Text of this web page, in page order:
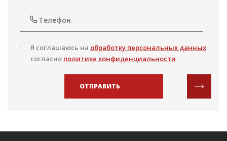
Я соглашаюсь на обработку персональных данных
согласно политике конфиденциальности
ОТПРАВИТЬ